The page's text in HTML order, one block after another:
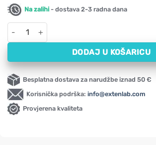
Na zalihi - dostava 2-3 radna dana
Potpora začeću i plodnosti za žene
DODAJ U KOŠARICU
Besplatna dostava za narudžbe iznad 50 €
Korisnička podrška: info@extenlab.com
Provjerena kvaliteta